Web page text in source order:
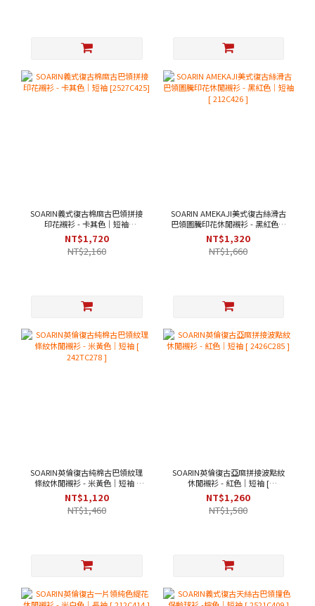
SOARIN義式復古棉麻古巴領拼接
印花襯衫 - 卡其色｜短袖
[2527C425]
NT$1,720
NT$2,160
SOARIN AMEKAJI美式復古絲滑古
巴領圖騰印花休閒襯衫 - 黑紅色｜
短袖 [ 212C426 ]
NT$1,320
NT$1,660
SOARIN英倫復古純棉古巴領紋理
條紋休閒襯衫 - 米黃色｜短袖 [
242TC278 ]
NT$1,120
NT$1,460
SOARIN英倫復古亞麻拼接波點紋
休閒襯衫 - 紅色｜短袖 [
2426C285 ]
NT$1,260
NT$1,580